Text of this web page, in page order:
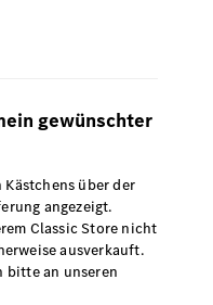
gewünschter
über der
angezeigt.
Classic Store nicht
ausverkauft.
bitte an unseren